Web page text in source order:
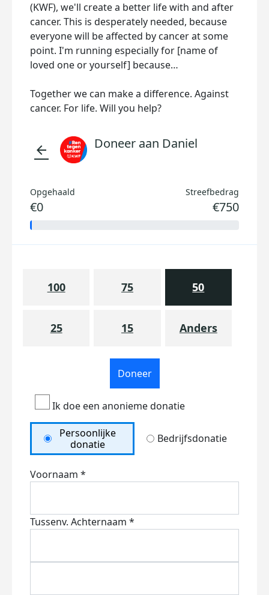
(KWF), we'll create a better life with and after
cancer. This is desperately needed, because
everyone will be affected by cancer at some
point. I'm running especially for [name of
loved one or yourself] because…
Together we can make a difference. Against
cancer. For life. Will you help?
arrow_back Doneer aan Daniel
Opgehaald
€0
Streefbedrag
€750
100 75 50
25 15 Anders
Doneer
Ik doe een anonieme donatie
Persoonlijke
donatie
Bedrijfsdonatie
Voornaam *
Tussenv. Achternaam *